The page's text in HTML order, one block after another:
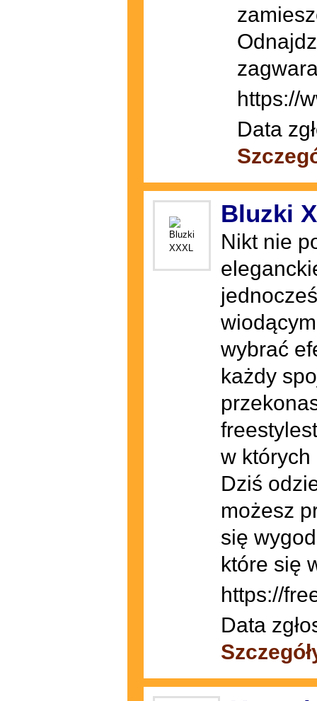
https://
Data
Bluzki
Nikt nie
wybrać
każdy
w których
Dziś
możesz
się
które się
https://
Data